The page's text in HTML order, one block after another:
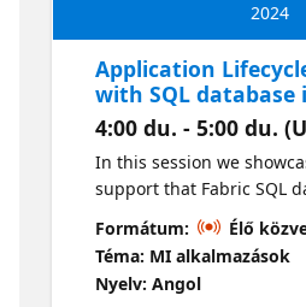
2024
Application
with SQL database
4:00 du. - 5:00 du.
In this session we
support that Fabric SQL
source control for
deployment pipelines.
available in two time zones. If you
looking for an earlier
Formátum:
Élő
Téma: MI alkalmazások
Nyelv: Angol